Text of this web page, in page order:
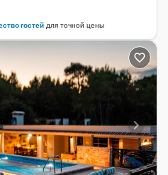
гостейдля точной цены
Next